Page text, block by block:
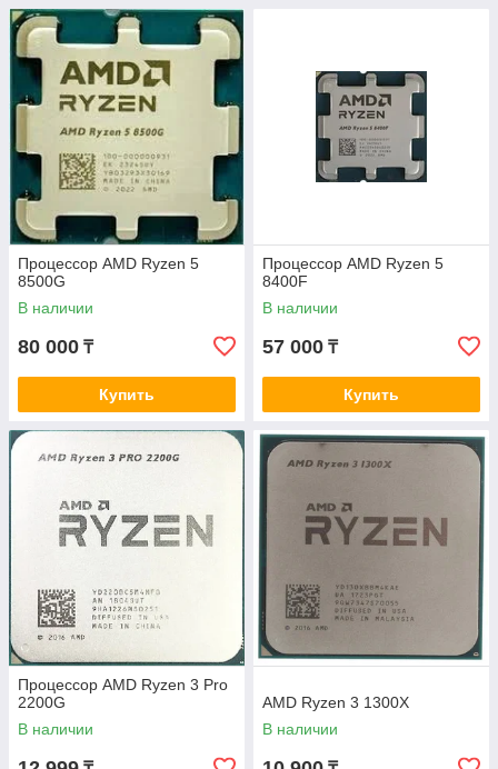
Процессор AMD Ryzen 5
8500G
В наличии
80 000 ₸
Купить
Процессор AMD Ryzen 5
8400F
В наличии
57 000 ₸
Купить
Процессор AMD Ryzen 3 Pro
2200G
В наличии
AMD Ryzen 3 1300X
В наличии